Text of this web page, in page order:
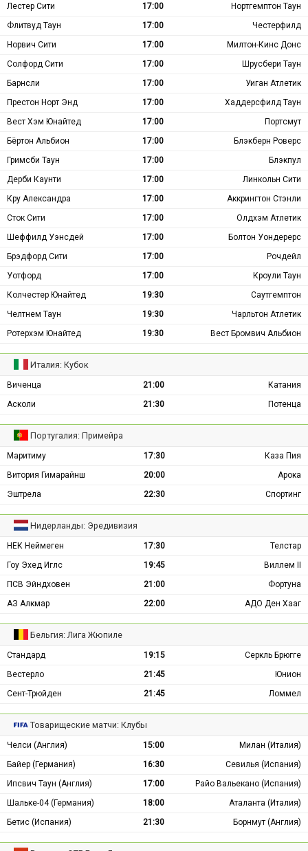
Лестер Сити
17:00
Нортгемптон Таун
Флитвуд Таун
17:00
Честерфилд
Норвич Сити
17:00
Милтон-Кинс Донс
Солфорд Сити
17:00
Шрусбери Таун
Барнсли
17:00
Уиган Атлетик
Престон Норт Энд
17:00
Хаддерсфилд Таун
Вест Хэм Юнайтед
17:00
Портсмут
Бёртон Альбион
17:00
Блэкберн Роверс
Гримсби Таун
17:00
Блэкпул
Дерби Каунти
17:00
Линкольн Сити
Кру Александра
17:00
Аккрингтон Стэнли
Сток Сити
17:00
Олдхэм Атлетик
Шеффилд Уэнсдей
17:00
Болтон Уондерерс
Брэдфорд Сити
17:00
Рочдейл
Уотфорд
17:00
Кроули Таун
Колчестер Юнайтед
19:30
Саутгемптон
Челтнем Таун
19:30
Чарльтон Атлетик
Ротерхэм Юнайтед
19:30 Вест Бромвич Альбион
Италия: Кубок
Виченца 21:00
Катания
Асколи
21:30 Потенца
Португалия: Примейра
Маритиму 17:30
Каза Пия
Витория Гимарайнш
20:00
Арока
Эштрела
22:30 Спортинг
Нидерланды: Эредивизия
НЕК Неймеген 17:30
Телстар
Гоу Эхед Иглс
19:45
Виллем II
ПСВ Эйндховен
21:00
Фортуна
АЗ Алкмар
22:00 АДО Ден Хааг
Бельгия: Лига Жюпиле
Стандард 19:15
Серкль Брюгге
Вестерло
21:45
Юнион
Сент-Трюйден
21:45 Ломмел
Товарищеские матчи: Клубы
Челси (Англия) 15:00
Милан (Италия)
Байер (Германия)
16:30
Севилья (Испания)
Ипсвич Таун (Англия)
17:00
Райо Вальекано (Испания)
Шальке-04 (Германия)
18:00
Аталанта (Италия)
Бетис (Испания)
21:30 Борнмут (Англия)